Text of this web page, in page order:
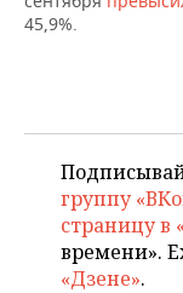
45,9%.
группу
страницу в
времени».
«Дзене».